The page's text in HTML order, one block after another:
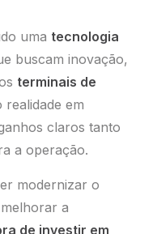
uma tecnologia
buscam inovação,
terminais de
realidade em
claros tanto
a operação.
modernizar o
a
de investir em